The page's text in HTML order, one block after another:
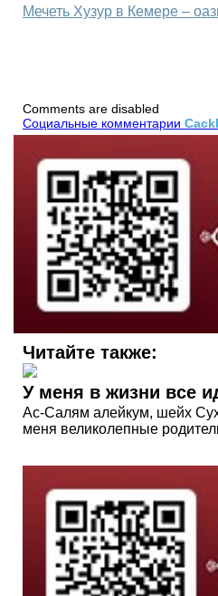
Мечеть Хузур в Кемере –
Comments are disabled
Социальные комментарии Cackl
Читайте также:
У меня в жизни все
Ас-Салям алейкум, шейх
меня великолепные